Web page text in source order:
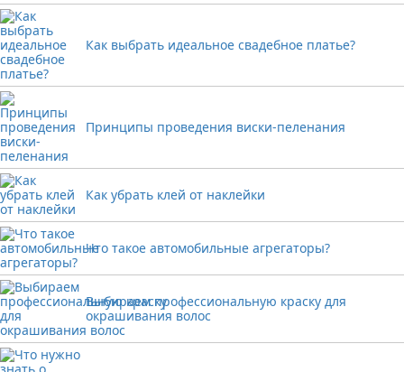
Как выбрать идеальное свадебное платье?
Принципы проведения виски-пеленания
Как убрать клей от наклейки
Что такое автомобильные агрегаторы?
Выбираем профессиональную краску для
окрашивания волос